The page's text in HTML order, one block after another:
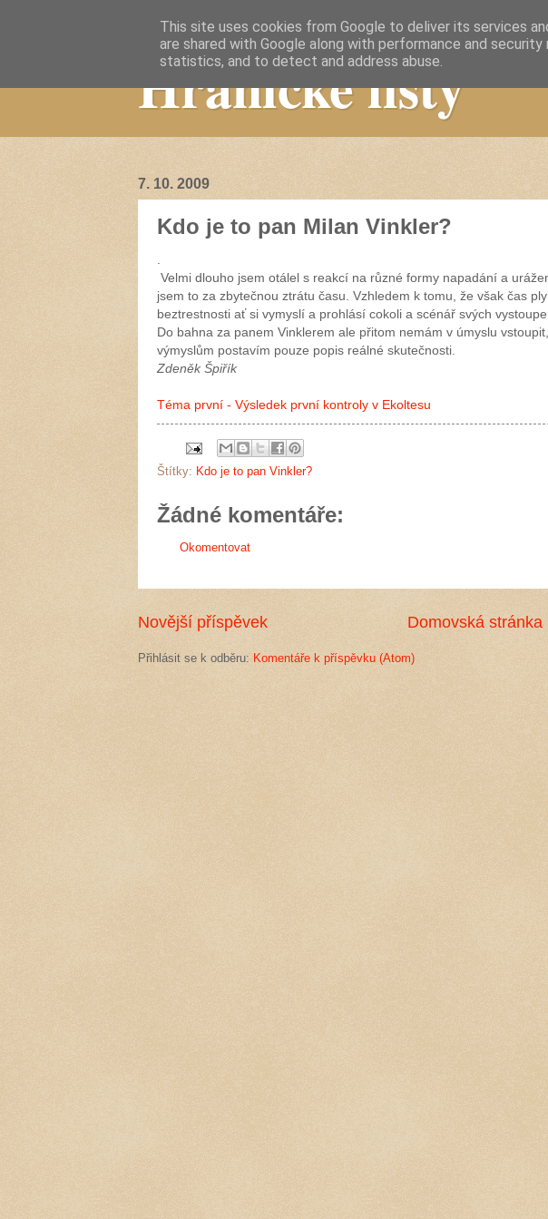
Hranické listy
7. 10. 2009
Kdo je to pan Milan Vinkler?
Velmi dlouho jsem otálel s reakcí na různé formy napadání a
jsem to za zbytečnou ztrátu času. Vzhledem k tomu, že však čas
beztrestnosti ať si vymyslí a prohlásí cokoli a scénář svých
Do bahna za panem Vinklerem ale přitom nemám v úmyslu
výmyslům postavím pouze popis reálné skutečnosti.
Zdeněk Špiřík
Téma první - Výsledek první kontroly v Ekoltesu
Štítky: Kdo je to pan Vinkler?
Žádné komentáře:
Okomentovat
Novější příspěvek Domovská stránka
Přihlásit se k odběru: Komentáře k příspěvku (Atom)
This site uses cookies from Google to deliver its services
are shared with Google along with performance and
statistics, and to detect and address abuse.